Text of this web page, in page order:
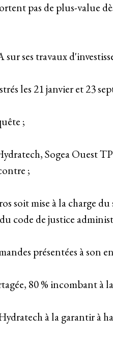
pas de plus-value
sur ses travaux
les 21 janvier et 23
;
Sogea Ouest
;
soit mise à la
code de justice
présentées à
80 % incombant à
à la garantir à